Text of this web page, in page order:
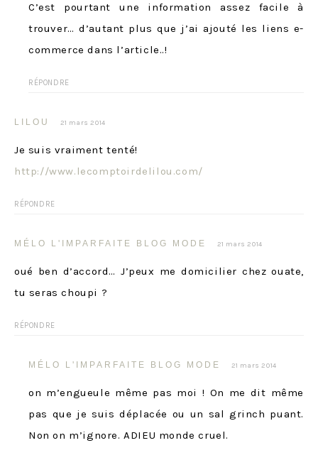
C’est pourtant une information assez facile à
trouver… d’autant plus que j’ai ajouté les liens e-
commerce dans l’article..!
RÉPONDRE
LILOU 21 mars 2014
Je suis vraiment tenté!
http://www.lecomptoirdelilou.com/
RÉPONDRE
MÉLO L'IMPARFAITE BLOG MODE 21 mars 2014
oué ben d’accord… J’peux me domicilier chez ouate,
tu seras choupi ?
RÉPONDRE
MÉLO L'IMPARFAITE BLOG MODE 21 mars 2014
on m’engueule même pas moi ! On me dit même
pas que je suis déplacée ou un sal grinch puant.
Non on m’ignore. ADIEU monde cruel.